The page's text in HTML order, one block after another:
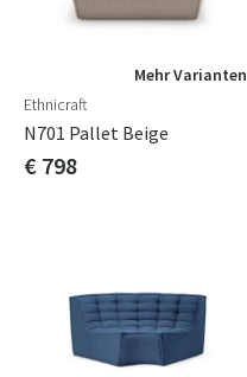
Mehr Varianten
Ethnicraft
N701 Pallet Beige
€ 798